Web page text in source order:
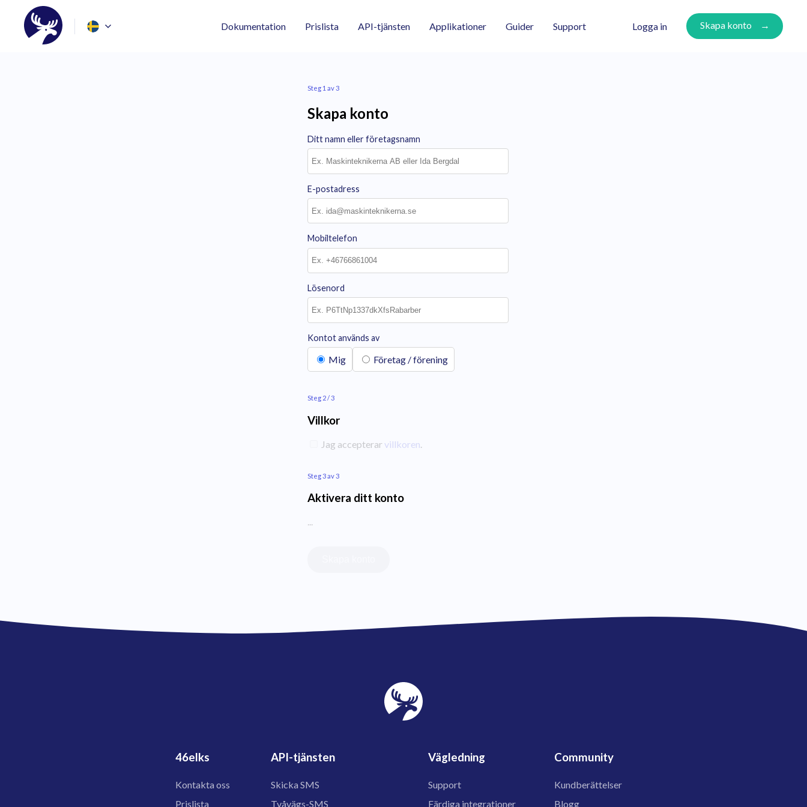
Dokumentation Prislista API-tjänsten Applikationer Guider Support Logga in Skapa konto
Steg 1 av 3
Skapa konto
Ditt namn eller företagsnamn
E-postadress
Mobiltelefon
Lösenord
Kontot används av
Mig Företag / förening
Steg 2 / 3
Villkor
Jag accepterarvillkoren
Steg 3 av 3
Aktivera ditt konto
...
46elks
Kontakta oss
Prislista
API-tjänsten
Skicka SMS
Tvåvägs-SMS
Vägledning
Support
Färdiga integrationer
Community
Kundberättelser
Blogg